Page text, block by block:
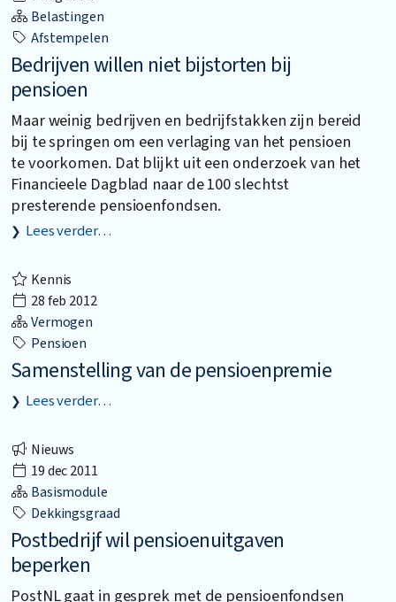
Belastingen
Afstempelen
Bedrijven willen niet bijstorten bij
pensioen
Maar weinig bedrijven en bedrijfstakken zijn bereid
bij te springen om een verlaging van het pensioen
te voorkomen. Dat blijkt uit een onderzoek van het
Financieele Dagblad naar de 100 slechtst
presterende pensioenfondsen.
Lees verder…
Kennis
28 feb 2012
Vermogen
Pensioen
Samenstelling van de pensioenpremie
Lees verder…
Nieuws
19 dec 2011
Basismodule
Dekkingsgraad
Postbedrijf wil pensioenuitgaven
beperken
PostNL gaat in gesprek met de pensioenfondsen